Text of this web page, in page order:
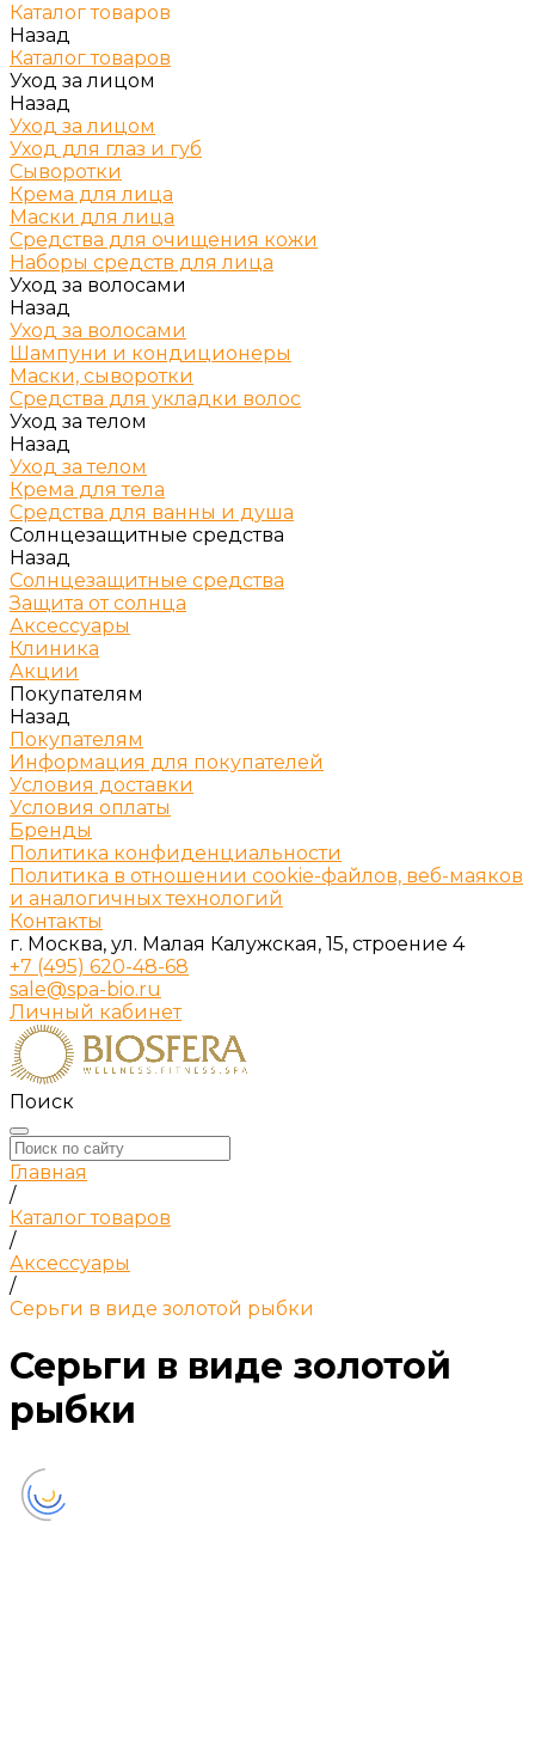
Каталог товаров
Назад
Каталог товаров
Уход за лицом
Назад
Уход за лицом
Уход для глаз и губ
Сыворотки
Крема для лица
Маски для лица
Средства для очищения кожи
Наборы средств для лица
Уход за волосами
Назад
Уход за волосами
Шампуни и кондиционеры
Маски, сыворотки
Средства для укладки волос
Уход за телом
Назад
Уход за телом
Крема для тела
Средства для ванны и душа
Солнцезащитные средства
Назад
Солнцезащитные средства
Защита от солнца
Аксессуары
Клиника
Акции
Покупателям
Назад
Покупателям
Информация для покупателей
Условия доставки
Условия оплаты
Бренды
Политика конфиденциальности
Политика в отношении cookie-файлов, веб-маяков
и аналогичных технологий
Контакты
г. Москва, ул. Малая Калужская, 15, строение 4
+7 (495) 620-48-68
sale@spa-bio.ru
Личный кабинет
Поиск
Главная
/
Каталог товаров
/
Аксессуары
/
Серьги в виде золотой рыбки
Серьги в виде золотой
рыбки